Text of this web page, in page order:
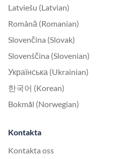
Latviešu (Latvian)
Română (Romanian)
Slovenčina (Slovak)
Slovenščina (Slovenian)
Українська (Ukrainian)
한국어 (Korean)
Bokmål (Norwegian)
Kontakta
Kontakta oss